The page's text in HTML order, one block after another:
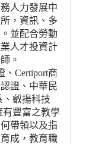
人力發展中
，資訊、多
並配合勞動
人才投資計
。
、Certiport商
證、中華民
、叡揚科技
有豐富之教學
帶領以及指
成，教育職